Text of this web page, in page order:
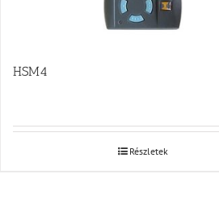
HSM4
Részletek